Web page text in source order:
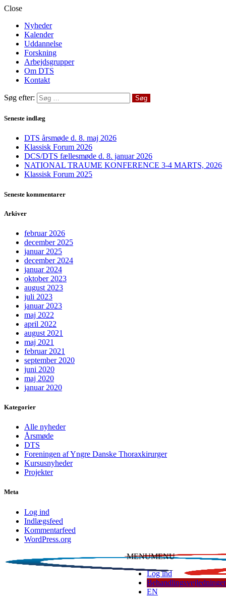
Close
Nyheder
Kalender
Uddannelse
Forskning
Arbejdsgrupper
Om DTS
Kontakt
Søg efter:
Seneste indlæg
DTS årsmøde d. 8. maj 2026
Klassisk Forum 2026
DCS/DTS fællesmøde d. 8. januar 2026
NATIONAL TRAUME KONFERENCE 3-4 MARTS, 2026
Klassisk Forum 2025
Seneste kommentarer
Arkiver
februar 2026
december 2025
januar 2025
december 2024
januar 2024
oktober 2023
august 2023
juli 2023
januar 2023
maj 2022
april 2022
august 2021
maj 2021
februar 2021
september 2020
juni 2020
maj 2020
januar 2020
Kategorier
Alle nyheder
Årsmøde
DTS
Foreningen af Yngre Danske Thoraxkirurger
Kursusnyheder
Projekter
Meta
Log ind
Indlægsfeed
Kommentarfeed
WordPress.org
MENUMENU
Log ind
Behandlingsvejledninger
EN